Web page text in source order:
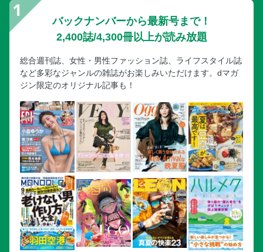
バックナンバーから最新号まで！
2,400誌/4,300冊以上が読み放題
総合週刊誌、女性・男性ファッション誌、ライフスタイル誌
など多彩なジャンルの雑誌がお楽しみいただけます。dマガ
ジン限定のオリジナル記事も！